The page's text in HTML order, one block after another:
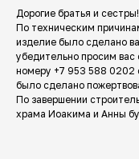
Дорогие братья и сестры!
По техническим
изделие было сделано
убедительно просим вас
номеру +7 953 588
было сделано
По завершении
храма Иоакима и Анны